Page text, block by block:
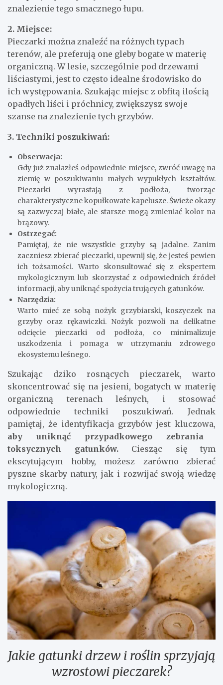
znalezienie tego smacznego łupu.
2. Miejsce:
Pieczarki można znaleźć na różnych typach
terenów, ale preferują one gleby bogate w materię
organiczną. W lesie, szczególnie pod drzewami
liściastymi, jest to często idealne środowisko do
ich występowania. Szukając miejsc z obfitą ilością
opadłych liści i próchnicy, zwiększysz swoje
szanse na znalezienie tych grzybów.
3. Techniki poszukiwań:
Obserwacja:
Gdy już znalazłeś odpowiednie miejsce, zwróć uwagę na
ziemię w poszukiwaniu małych wypukłych kształtów.
Pieczarki wyrastają z podłoża, tworząc
charakterystyczne kopułkowate kapelusze. Świeże okazy
są zazwyczaj białe, ale starsze mogą zmieniać kolor na
brązowy.
Ostrzegać:
Pamiętaj, że nie wszystkie grzyby są jadalne. Zanim
zaczniesz zbierać pieczarki, upewnij się, że jesteś pewien
ich tożsamości. Warto skonsultować się z ekspertem
mykologicznym lub skorzystać z odpowiednich źródeł
informacji, aby uniknąć spożycia trujących gatunków.
Narzędzia:
Warto mieć ze sobą nożyk grzybiarski, koszyczek na
grzyby oraz rękawiczki. Nożyk pozwoli na delikatne
odcięcie pieczarki od podłoża, co minimalizuje
uszkodzenia i pomaga w utrzymaniu zdrowego
ekosystemu leśnego.
Szukając dziko rosnących pieczarek, warto
skoncentrować się na jesieni, bogatych w materię
organiczną terenach leśnych, i stosować
odpowiednie techniki poszukiwań. Jednak
pamiętaj, że identyfikacja grzybów jest kluczowa,
aby uniknąć przypadkowego zebrania
toksycznych gatunków.Ciesząc się tym
ekscytującym hobby, możesz zarówno zbierać
pyszne skarby natury, jak i rozwijać swoją wiedzę
mykologiczną.
Jakie gatunki drzew i roślin sprzyjają
wzrostowi pieczarek?